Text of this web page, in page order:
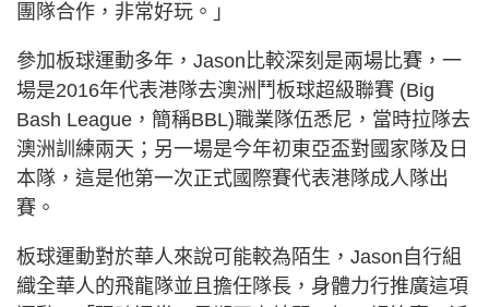
團隊合作，非常好玩。」
參加板球運動多年，Jason比較深刻是兩場比賽，一
場是2016年代表港隊去澳洲鬥板球超級聯賽 (Big
Bash League，簡稱BBL)職業隊伍悉尼，當時拉隊去
澳洲訓練兩天；另一場是今年初東亞盃對國家隊及日
本隊，這是他第一次正式國際賽代表港隊成人隊出
賽。
板球運動對於華人來說可能較為陌生，Jason自行組
織全華人的飛龍隊並且擔任隊長，身體力行推廣這項